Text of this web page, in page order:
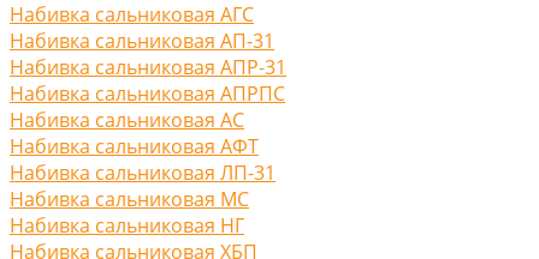
Набивка сальниковая АГС
Набивка сальниковая АП-31
Набивка сальниковая АПР-31
Набивка сальниковая АПРПС
Набивка сальниковая АС
Набивка сальниковая АФТ
Набивка сальниковая ЛП-31
Набивка сальниковая МС
Набивка сальниковая НГ
Набивка сальниковая ХБП